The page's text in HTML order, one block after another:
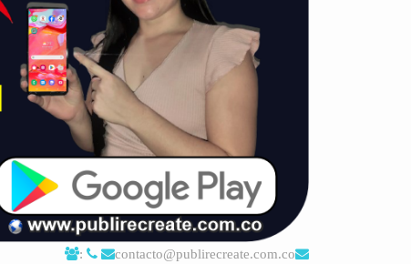
contacto@publirecreate.com.co
: